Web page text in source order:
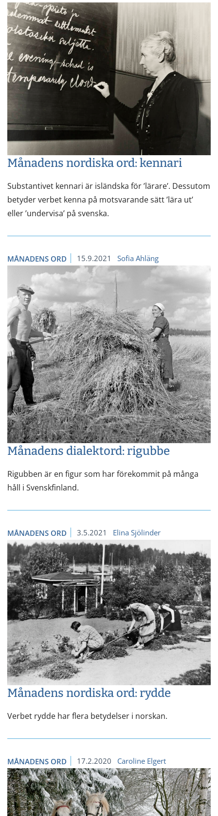
Månadens nordiska ord: kennari
Substantivet kennari är isländska för ’lärare’. Dessutom
betyder verbet kenna på motsvarande sätt ’lära ut’
eller ’undervisa’ på svenska.
MÅNADENS ORD 15.9.2021 Sofia Ahläng
Månadens dialektord: rigubbe
Rigubben är en figur som har förekommit på många
håll i Svenskfinland.
MÅNADENS ORD 3.5.2021 Elina Sjölinder
Månadens nordiska ord: rydde
Verbet rydde har flera betydelser i norskan.
MÅNADENS ORD 17.2.2020 Caroline Elgert